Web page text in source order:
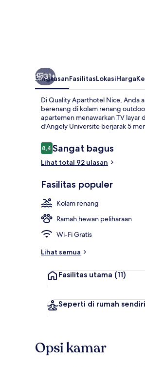
31+
RingkasanFasilitasLokasiHarga
Di Quality Aparthotel Nice, Anda
berenang di kolam renang
apartemen menawarkan TV layar
d'Angely Universite berjarak 5
Ulasan
8,48,4 dari 10
Sangat bagus
Lihat total 92 ulasan
Fasilitas populer
Kolam renang
Ramah hewan peliharaan
Wi-Fi Gratis
Lihat semua
Fasilitas utama (11)
Seperti di rumah sendiri
Opsi kamar